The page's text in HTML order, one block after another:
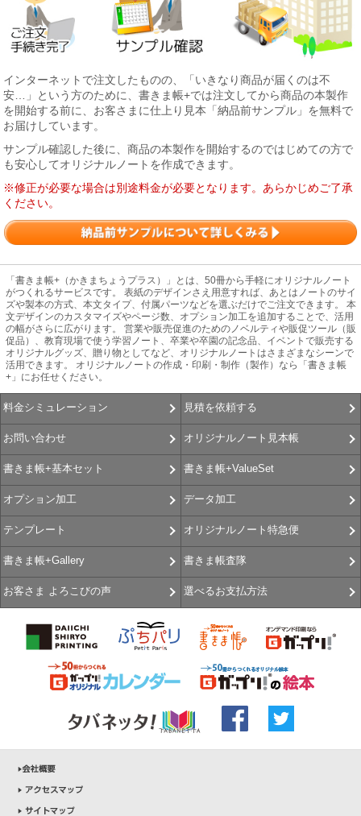
インターネットで注文したものの、「いきなり商品が届くのは不
安…」という方のために、書きま帳+では注文してから商品の本製作
を開始する前に、お客さまに仕上り見本「納品前サンプル」を無料で
お届けしています。
サンプル確認した後に、商品の本製作を開始するのではじめての方で
も安心してオリジナルノートを作成できます。
※修正が必要な場合は別途料金が必要となります。あらかじめご了承
ください。
「書きま帳+（かきまちょうプラス）」とは、50冊から手軽にオリジナルノート
がつくれるサービスです。 表紙のデザインさえ用意すれば、あとはノートのサイ
ズや製本の方式、本文タイプ、付属パーツなどを選ぶだけでご注文できます。 本
文デザインのカスタマイズやページ数、オプション加工を追加することで、活用
の幅がさらに広がります。 営業や販売促進のためのノベルティや販促ツール（販
促品）、教育現場で使う学習ノート、卒業や卒園の記念品、イベントで販売する
オリジナルグッズ、贈り物としてなど、オリジナルノートはさまざまなシーンで
活用できます。 オリジナルノートの作成・印刷・制作（製作）なら「書きま帳
+」にお任せください。
料金シミュレーション 見積を依頼する
お問い合わせ オリジナルノート見本帳
書きま帳+基本セット 書きま帳+ValueSet
オプション加工 データ加工
テンプレート オリジナルノート特急便
書きま帳+Gallery 書きま帳査隊
お客さま よろこびの声 選べるお支払方法